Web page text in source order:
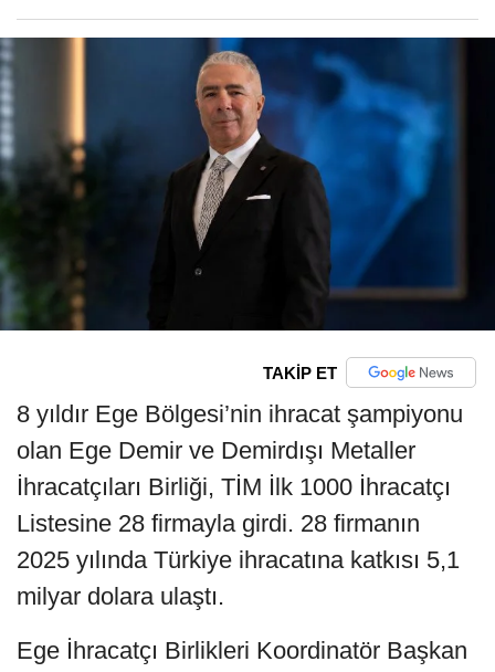
TAKİP ET
8 yıldır Ege Bölgesi’nin ihracat şampiyonu
olan Ege Demir ve Demirdışı Metaller
İhracatçıları Birliği, TİM İlk 1000 İhracatçı
Listesine 28 firmayla girdi. 28 firmanın
2025 yılında Türkiye ihracatına katkısı 5,1
milyar dolara ulaştı.
Ege İhracatçı Birlikleri Koordinatör Başkan